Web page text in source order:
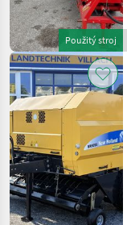
Použitý stroj